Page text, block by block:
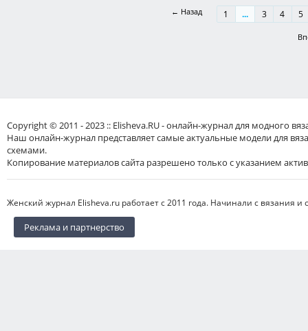
← Назад 1 ... 3 4 5
Copyright © 2011 - 2023 :: Elisheva.RU - онлайн-журнал для модного
Наш онлайн-журнал представляет самые актуальные модели для
схемами.
Копирование материалов сайта разрешено только с указанием
Женский журнал Elisheva.ru работает с 2011 года. Начинали с вязания
Реклама и партнерство